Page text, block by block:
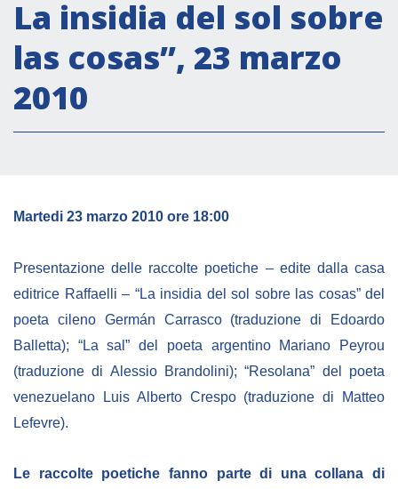
Segreteria Culturale
Segreteria Socio-economica
Segreteria Tecnico scientifica
Forum PMI
genere
Partnership
COOPERAZIONE
Patrimonio culturale
Empowerment socio- economico
EUROsociAL
La insidia del sol sobre
las cosas”, 23 marzo
2010
Martedi 23 marzo 2010 ore 18:00
Presentazione delle raccolte poetiche – edite dalla casa
editrice Raffaelli – “La insidia del sol sobre las cosas” del
poeta cileno Germán Carrasco (traduzione di Edoardo
Balletta); “La sal” del poeta argentino Mariano Peyrou
(traduzione di Alessio Brandolini); “Resolana” del poeta
venezuelano Luis Alberto Crespo (traduzione di Matteo
Lefevre).
Le raccolte poetiche fanno parte di una collana di